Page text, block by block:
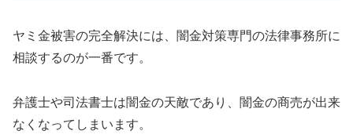
ヤミ金被害の完全解決には、闇金対策専門の法律事務所に
相談するのが一番です。
弁護士や司法書士は闇金の天敵であり、闇金の商売が出来
なくなってしまいます。